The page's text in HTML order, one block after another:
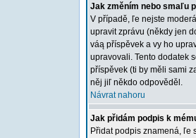
Jak změním nebo smaľu
V případě, ľe nejste
upravit zprávu (někdy jen
váą příspěvek a vy ho
upravovali. Tento dodatek
příspěvek (ti by měli sami
něj jiľ někdo odpověděl.
Návrat nahoru
Jak přidám podpis k
Přidat podpis znamená, ľe